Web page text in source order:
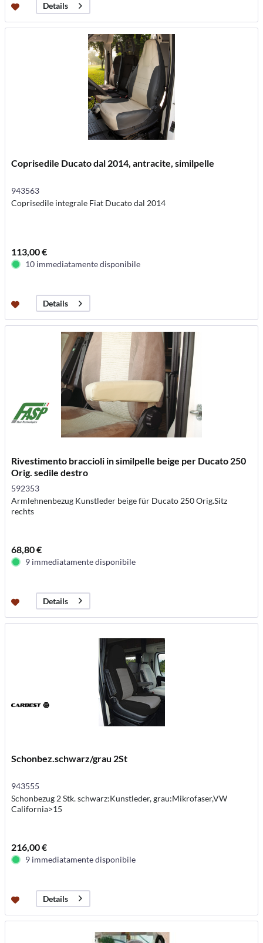
Details
Coprisedile Ducato dal 2014, antracite, similpelle
943563
Coprisedile integrale Fiat Ducato dal 2014
113,00 €
10 immediatamente disponibile
Details
Rivestimento braccioli in similpelle beige per Ducato 250
Orig. sedile destro
592353
Armlehnenbezug Kunstleder beige für Ducato 250 Orig.Sitz
rechts
68,80 €
9 immediatamente disponibile
Details
Schonbez.schwarz/grau 2St
943555
Schonbezug 2 Stk. schwarz:Kunstleder, grau:Mikrofaser,VW
California>15
216,00 €
9 immediatamente disponibile
Details